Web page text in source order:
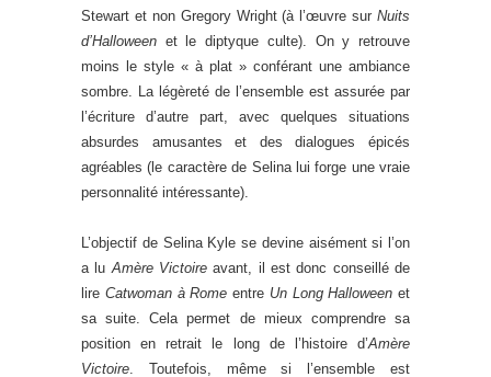
Stewart et non Gregory Wright (à l’œuvre sur Nuits
d’Halloween et le diptyque culte). On y retrouve
moins le style « à plat » conférant une ambiance
sombre. La légèreté de l’ensemble est assurée par
l’écriture d’autre part, avec quelques situations
absurdes amusantes et des dialogues épicés
agréables (le caractère de Selina lui forge une vraie
personnalité intéressante).
L’objectif de Selina Kyle se devine aisément si l’on
a lu Amère Victoire avant, il est donc conseillé de
lire Catwoman à Rome entre Un Long Halloween et
sa suite. Cela permet de mieux comprendre sa
position en retrait le long de l’histoire d’Amère
Victoire . Toutefois, même si l’ensemble est